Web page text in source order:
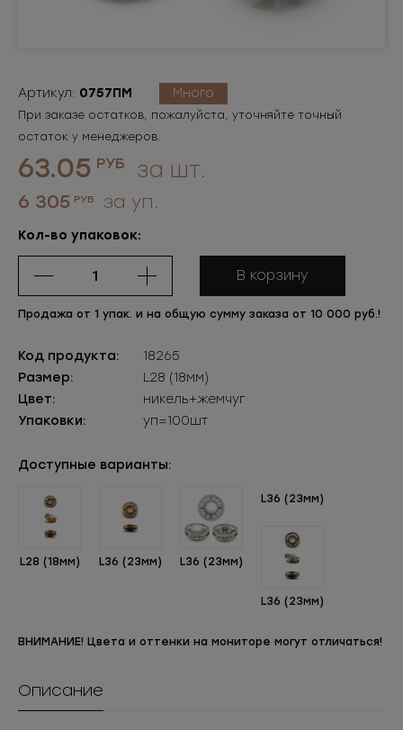
Артикул: 0757ПМ Много
При заказе остатков, пожалуйста, уточняйте точный
остаток у менеджеров.
63.05 РУБ за шт.
6 305 РУБ за уп.
Кол-во упаковок:
В корзину
Продажа от 1 упак. и на общую сумму заказа от 10 000 руб.!
Код продукта:
18265
Размер:
L28 (18мм)
Цвет:
никель+жемчуг
Упаковки:
уп=100шт
Доступные варианты:
L28 (18мм) L36 (23мм) L36 (23мм)
L36 (23мм)
L36 (23мм)
ВНИМАНИЕ! Цвета и оттенки на мониторе могут отличаться!
Описание